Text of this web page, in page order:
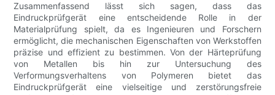
Zusammenfassend lässt sich sagen, dass das
Eindruckprüfgerät eine entscheidende Rolle in der
Materialprüfung spielt, da es Ingenieuren und Forschern
ermöglicht, die mechanischen Eigenschaften von Werkstoffen
präzise und effizient zu bestimmen. Von der Härteprüfung
von Metallen bis hin zur Untersuchung des
Verformungsverhaltens von Polymeren bietet das
Eindruckprüfgerät eine vielseitige und zerstörungsfreie